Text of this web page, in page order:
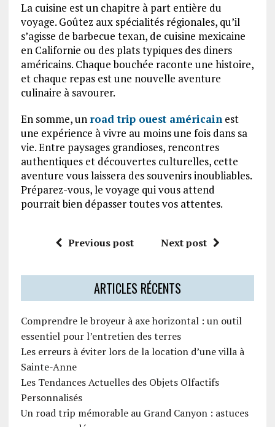
La cuisine est un chapitre à part entière du
voyage. Goûtez aux spécialités régionales, qu’il
s’agisse de barbecue texan, de cuisine mexicaine
en Californie ou des plats typiques des diners
américains. Chaque bouchée raconte une histoire,
et chaque repas est une nouvelle aventure
culinaire à savourer.
En somme, un road trip ouest américainest
une expérience à vivre au moins une fois dans sa
vie. Entre paysages grandioses, rencontres
authentiques et découvertes culturelles, cette
aventure vous laissera des souvenirs inoubliables.
Préparez-vous, le voyage qui vous attend
pourrait bien dépasser toutes vos attentes.
Previous post Next post
ARTICLES RÉCENTS
Comprendre le broyeur à axe horizontal : un outil
essentiel pour l’entretien des terres
Les erreurs à éviter lors de la location d’une villa à
Sainte-Anne
Les Tendances Actuelles des Objets Olfactifs
Personnalisés
Un road trip mémorable au Grand Canyon : astuces